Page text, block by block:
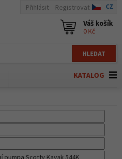
HLEDAT
Přihlásit Registrovat CZ
Váš košík
0 Kč
KATALOG